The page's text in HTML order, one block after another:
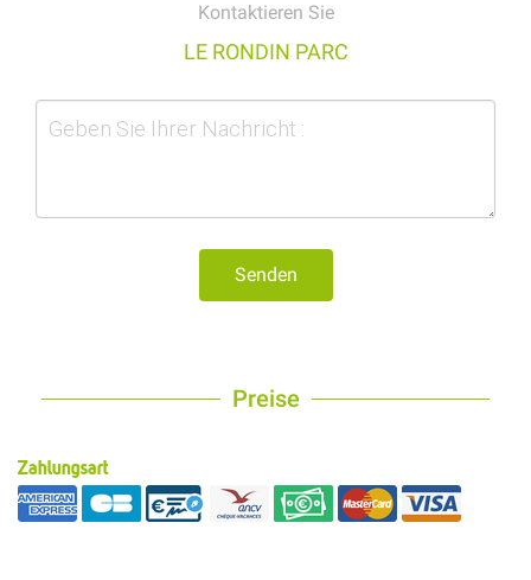
Kontaktieren Sie
LE RONDIN PARC
Senden
Preise
Zahlungsart